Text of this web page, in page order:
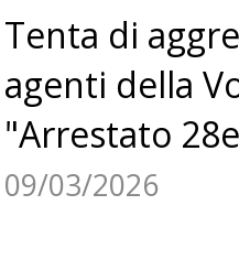
Tenta di
agenti della
"Arrestato
09/03/2026